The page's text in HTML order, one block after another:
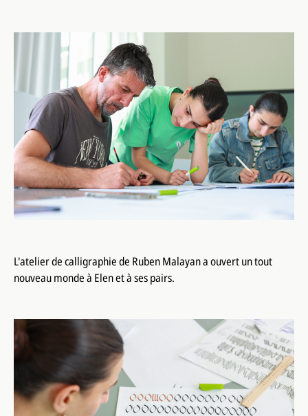
L'atelier de calligraphie de Ruben Malayan a ouvert un tout
nouveau monde à Elen et à ses pairs.